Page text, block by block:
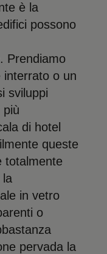
è la
possono
Prendiamo
interrato o un
sviluppi
più
di hotel
queste
totalmente
la
in vetro
o
pervada la